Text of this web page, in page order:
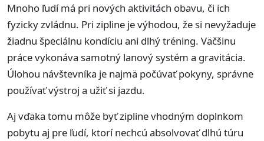
Mnoho ľudí má pri nových aktivitách obavu, či ich
fyzicky zvládnu. Pri zipline je výhodou, že si nevyžaduje
žiadnu špeciálnu kondíciu ani dlhý tréning. Väčšinu
práce vykonáva samotný lanový systém a gravitácia.
Úlohou návštevníka je najmä počúvať pokyny, správne
používať výstroj a užiť si jazdu.
Aj vďaka tomu môže byť zipline vhodným doplnkom
pobytu aj pre ľudí, ktorí nechcú absolvovať dlhú túru